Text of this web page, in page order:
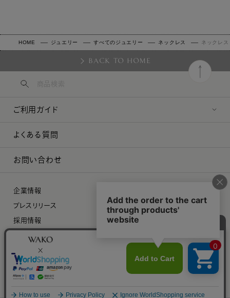
HOME ジュエリー すべてのジュエリー ネックレス ネックレ
BACK TO HOME
ご利用ガイド
よくある質問
お問い合わせ
企業情報
プレスリリース
採用情報
特定商取引に関する法律に基づく表示
プライバシーポリシー